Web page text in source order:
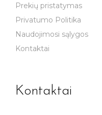
Prekių pristatymas
Privatumo Politika
Naudojimosi sąlygos
Kontaktai
Kontaktai